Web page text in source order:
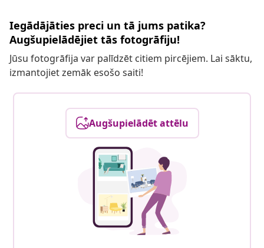
Iegādājāties preci un tā jums patika?
Augšupielādējiet tās fotogrāfiju!
Jūsu fotogrāfija var palīdzēt citiem pircējiem. Lai sāktu,
izmantojiet zemāk esošo saiti!
Augšupielādēt attēlu